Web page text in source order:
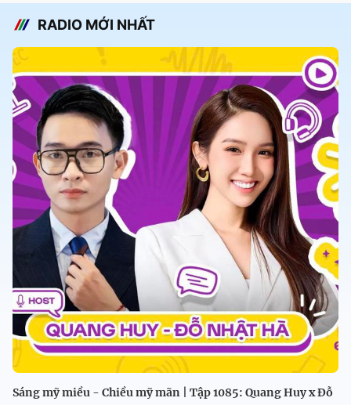
RADIO MỚI NHẤT
Sáng mỹ miều - Chiều mỹ mãn | Tập 1085: Quang Huy x Đỗ